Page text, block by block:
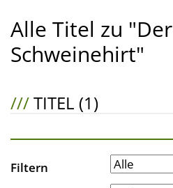
Alle Titel zu "Der
Schweinehirt"
///TITEL (1)
Filtern